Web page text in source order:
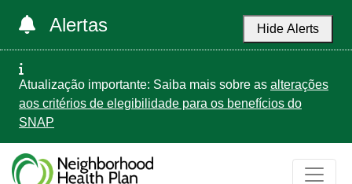
Alertas Hide Alerts
Atualização importante: Saiba mais sobre as alterações
aos critérios de elegibilidade para os benefícios do
SNAP